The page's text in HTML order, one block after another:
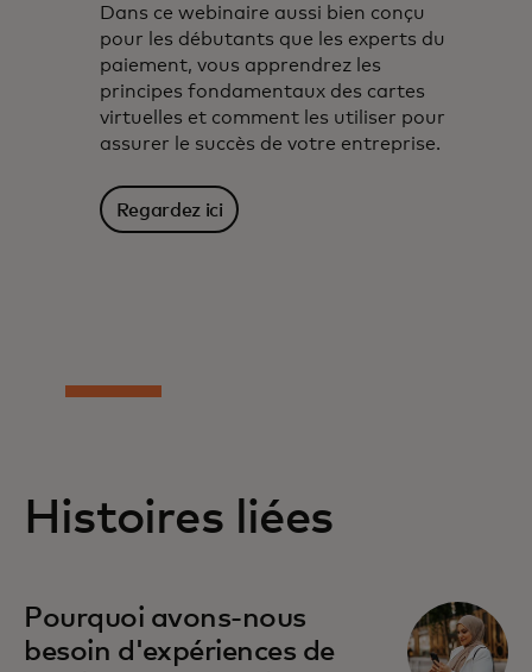
Dans ce webinaire aussi bien conçu
pour les débutants que les experts du
paiement, vous apprendrez les
principes fondamentaux des cartes
virtuelles et comment les utiliser pour
assurer le succès de votre entreprise.
Regardez ici
Histoires liées
Pourquoi avons-nous
besoin d'expériences de